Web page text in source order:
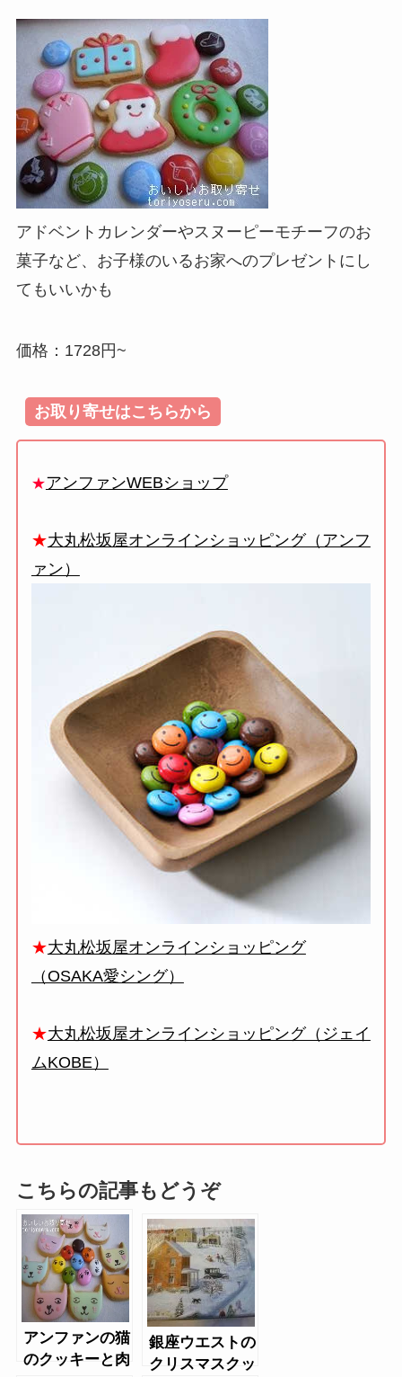
アドベントカレンダーやスヌーピーモチーフのお
菓子など、お子様のいるお家へのプレゼントにし
てもいいかも
価格：1728円~
お取り寄せはこちらから
★アンファンWEBショップ
★大丸松坂屋オンラインショッピング（アンフ
ァン）
★大丸松坂屋オンラインショッピング
（OSAKA愛シング）
★大丸松坂屋オンラインショッピング（ジェイ
ムKOBE）
こちらの記事もどうぞ
アンファンの猫
のクッキーと肉
銀座ウエストの
クリスマスクッ